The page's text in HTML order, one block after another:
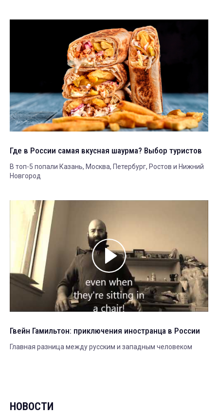
Где в России самая вкусная шаурма? Выбор туристов
В топ-5 попали Казань, Москва, Петербург, Ростов и Нижний
Новгород
Гвейн Гамильтон: приключения иностранца в России
Главная разница между русским и западным человеком
НОВОСТИ